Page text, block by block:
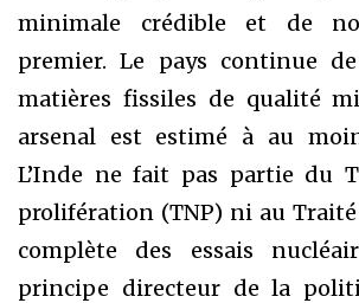
minimale crédible et de
premier. Le pays continue
matières fissiles de qualité
arsenal est estimé à au
L’Inde ne fait pas partie du
prolifération (TNP) ni au
complète des essais
principe directeur de la